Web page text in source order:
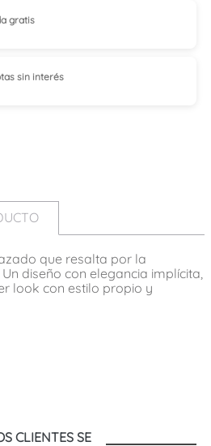
gratis
sin interés
que resalta por la
diseño con elegancia implícita,
look con estilo propio y
CLIENTES SE